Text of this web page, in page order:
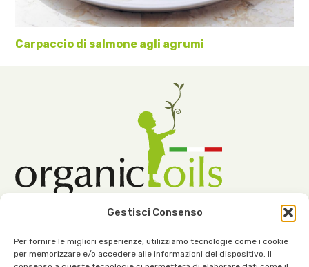
Gestisci Consenso
Per fornire le migliori esperienze, utilizziamo tecnologie come i cookie
per memorizzare e/o accedere alle informazioni del dispositivo. Il
Carpaccio di salmone agli agrumi